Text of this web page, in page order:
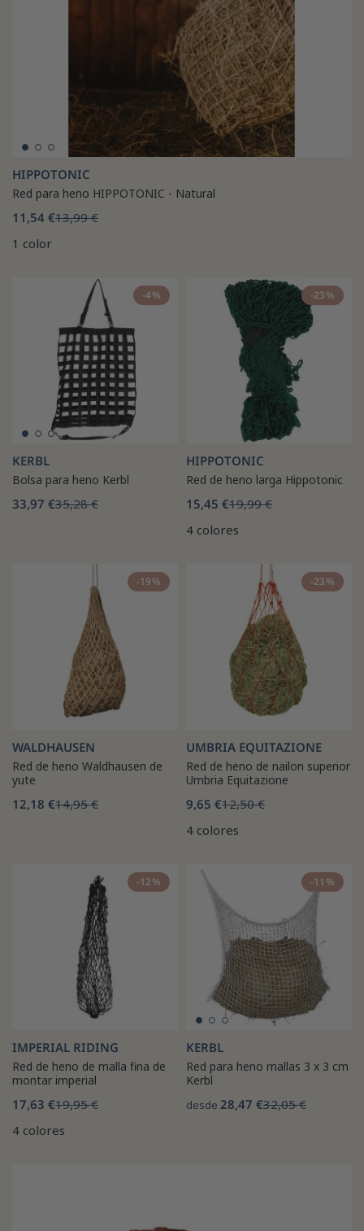
HIPPOTONIC
Red para heno HIPPOTONIC - Natural
11,54 €13,99 €
1 color
-4%
KERBL
Bolsa para heno Kerbl
33,97 €35,28 €
-23%
HIPPOTONIC
Red de heno larga Hippotonic
15,45 €19,99 €
4 colores
-19%
WALDHAUSEN
Red de heno Waldhausen de
yute
12,18 €14,95 €
-23%
UMBRIA EQUITAZIONE
Red de heno de nailon superior
Umbria Equitazione
9,65 €12,50 €
4 colores
-12%
IMPERIAL RIDING
Red de heno de malla fina de
montar imperial
17,63 €19,95 €
4 colores
-11%
KERBL
Red para heno mallas 3 x 3 cm
Kerbl
desde 28,47 €32,05 €